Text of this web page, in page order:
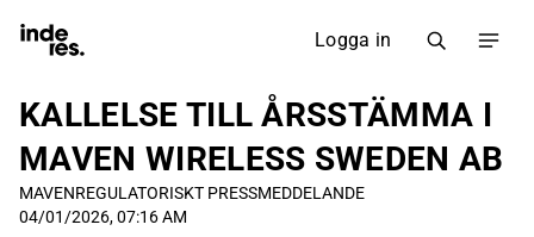
Logga in
KALLELSE TILL ÅRSSTÄMMA I
MAVEN WIRELESS SWEDEN AB
MAVENREGULATORISKT PRESSMEDDELANDE
04/01/2026, 07:16 AM